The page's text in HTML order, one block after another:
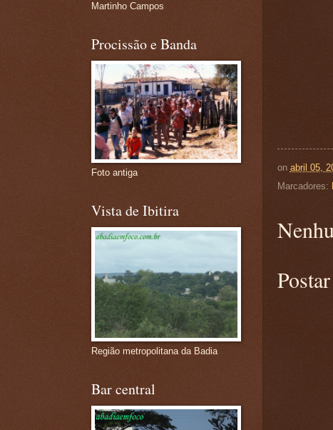
on abril 05,
Marcadores:
Martinho Campos
Procissão e Banda
Foto antiga
Vista de Ibitira
Região metropolitana da Badia
Bar central